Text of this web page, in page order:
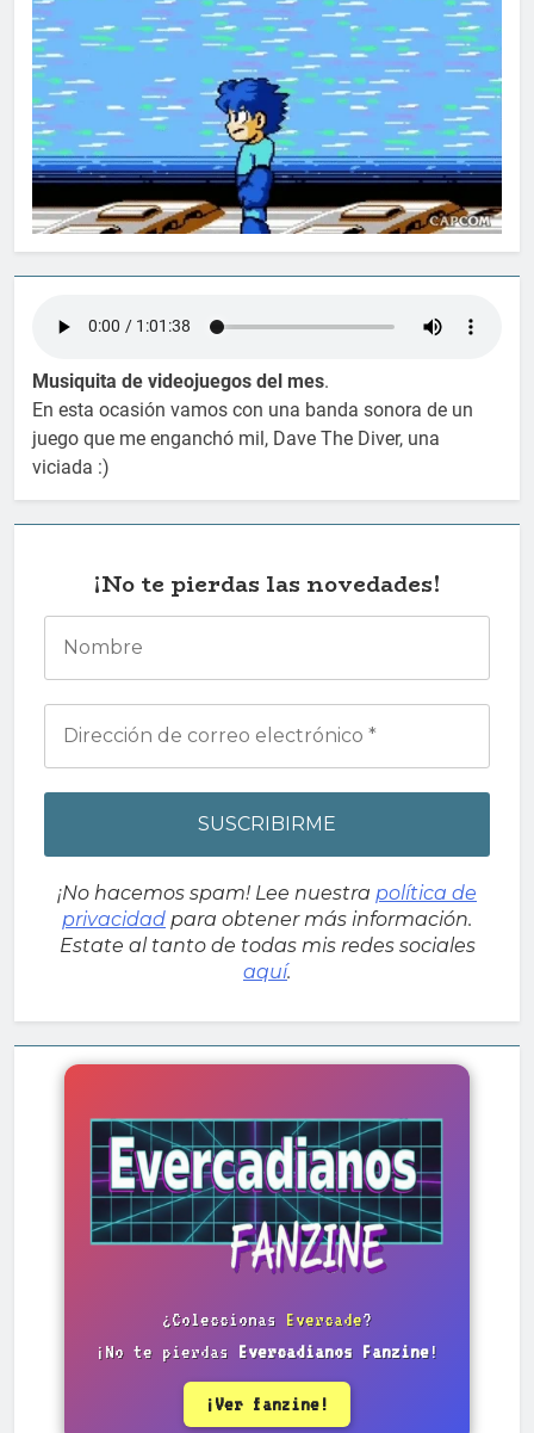
Musiquita de videojuegos del mes.
En esta ocasión vamos con una banda sonora de un
juego que me enganchó mil, Dave The Diver, una
viciada :)
¡No te pierdas las novedades!
¡No hacemos spam! Lee nuestra política de
privacidad para obtener más información.
Estate al tanto de todas mis redes sociales
aquí.
¿Coleccionas Evercade?
¡No te pierdas Evercadianos Fanzine!
¡Ver fanzine!